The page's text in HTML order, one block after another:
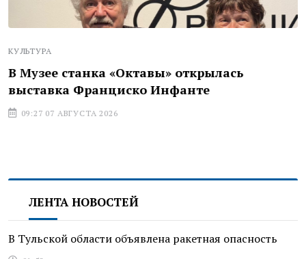
КУЛЬТУРА
В Музее станка «Октавы» открылась
выставка Франциско Инфанте
09:27 07 АВГУСТА 2026
ЛЕНТА НОВОСТЕЙ
В Тульской области объявлена ракетная опасность